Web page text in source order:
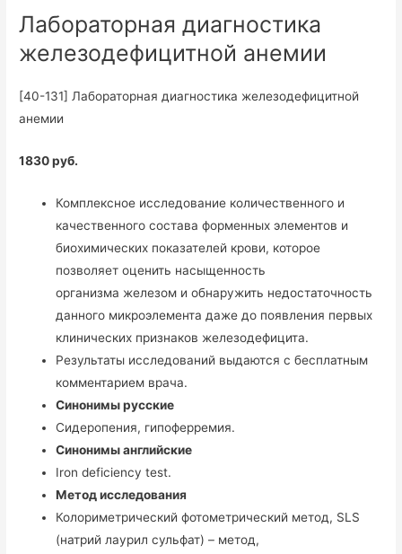
Лабораторная диагностика
железодефицитной анемии
[40-131] Лабораторная диагностика железодефицитной
анемии
1830 руб.
Комплексное исследование количественного и
качественного состава форменных элементов и
биохимических показателей крови, которое
позволяет оценить насыщенность
организма железом и обнаружить недостаточность
данного микроэлемента даже до появления первых
клинических признаков железодефицита.
Результаты исследований выдаются с бесплатным
комментарием врача.
Синонимы русские
Сидеропения, гипоферремия.
Синонимы английские
Iron deficiency test.
Метод исследования
Колориметрический фотометрический метод, SLS
(натрий лаурил сульфат) – метод,